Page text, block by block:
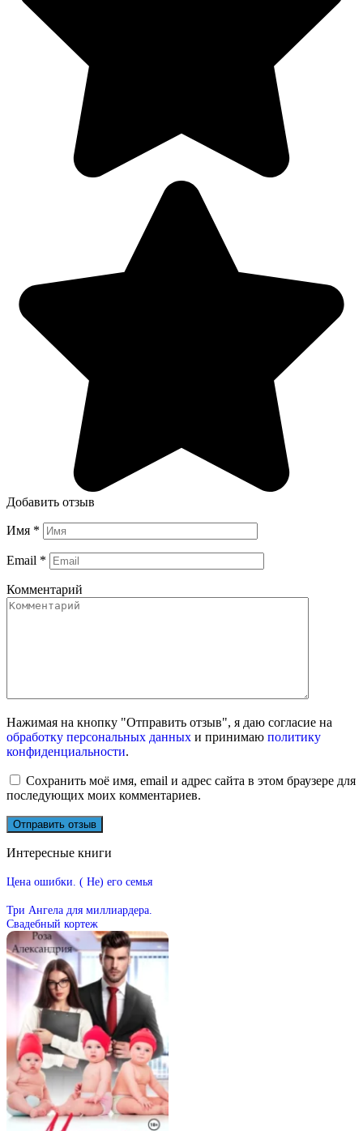
Добавить отзыв
Имя *
Email *
Комментарий
Нажимая на кнопку "Отправить отзыв", я даю согласие на
обработку персональных данных и принимаю политику
конфиденциальности.
Сохранить моё имя, email и адрес сайта в этом браузере для
последующих моих комментариев.
Интересные книги
Цена ошибки. ( Не) его семья
Три Ангела для миллиардера.
Свадебный кортеж